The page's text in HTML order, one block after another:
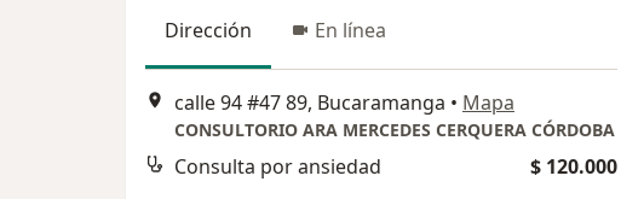
Dirección En línea
calle 94 #47 89, Bucaramanga • Mapa
CONSULTORIO ARA MERCEDES CERQUERA CÓRDOBA
Consulta por ansiedad $ 120.000